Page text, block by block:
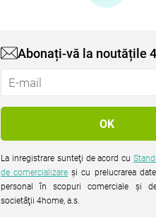
Abonați-vă la noutățile
La inregistrare sunteţi de acord cu
de comercializare şi cu prelucrarea datelor cu caracter
personal în scopuri comerciale şi
societăţii 4home, a.s.